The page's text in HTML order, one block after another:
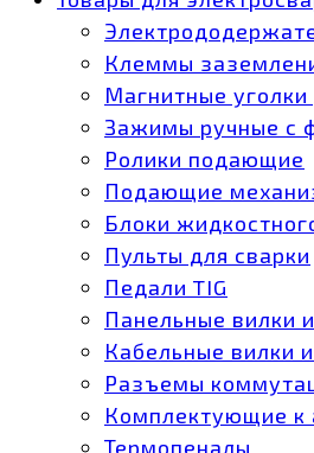
Клеммы
Магнитные уголки
Зажимы ручные с
Ролики подающие
Подающие
Блоки
Пульты для сварки
Педали TIG
Панельные вилки
Кабельные вилки
Разъемы
Комплектующие к
Термопеналы